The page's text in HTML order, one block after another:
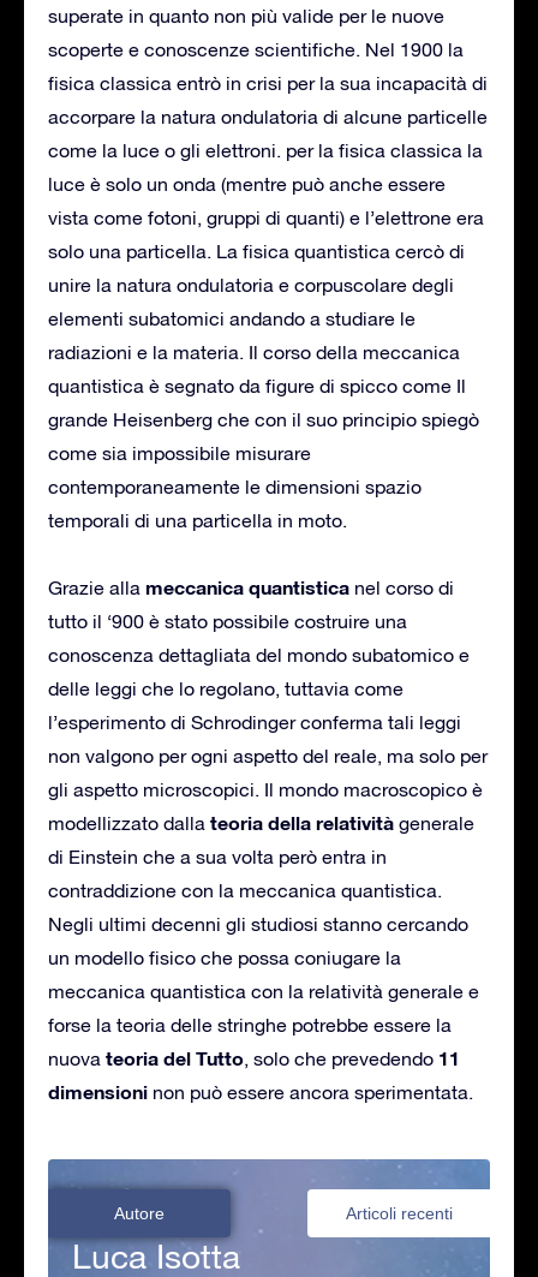
superate in quanto non più valide per le nuove
scoperte e conoscenze scientifiche. Nel 1900 la
fisica classica entrò in crisi per la sua incapacità di
accorpare la natura ondulatoria di alcune particelle
come la luce o gli elettroni. per la fisica classica la
luce è solo un onda (mentre può anche essere
vista come fotoni, gruppi di quanti) e l’elettrone era
solo una particella. La fisica quantistica cercò di
unire la natura ondulatoria e corpuscolare degli
elementi subatomici andando a studiare le
radiazioni e la materia. Il corso della meccanica
quantistica è segnato da figure di spicco come Il
grande Heisenberg che con il suo principio spiegò
come sia impossibile misurare
contemporaneamente le dimensioni spazio
temporali di una particella in moto.
Grazie alla meccanica quantistica nel corso di
tutto il ‘900 è stato possibile costruire una
conoscenza dettagliata del mondo subatomico e
delle leggi che lo regolano, tuttavia come
l’esperimento di Schrodinger conferma tali leggi
non valgono per ogni aspetto del reale, ma solo per
gli aspetto microscopici. Il mondo macroscopico è
modellizzato dalla teoria della relatività generale
di Einstein che a sua volta però entra in
contraddizione con la meccanica quantistica.
Negli ultimi decenni gli studiosi stanno cercando
un modello fisico che possa coniugare la
meccanica quantistica con la relatività generale e
forse la teoria delle stringhe potrebbe essere la
nuova teoria del Tutto, solo che prevedendo 11
dimensioni non può essere ancora sperimentata.
Autore Articoli recenti
Luca Isotta